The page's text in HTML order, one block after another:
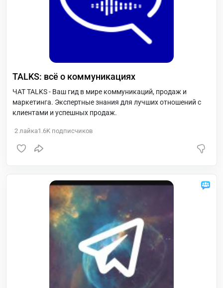
TALKS: всё о коммуникациях
ЧАТ TALKS - Ваш гид в мире коммуникаций, продаж и
маркетинга. Экспертные знания для лучших отношений с
клиентами и успешных продаж.
2 лайка1.6K подписчиков